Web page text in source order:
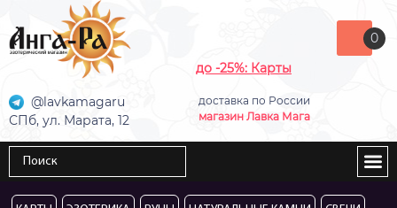
до -25%: Карты
доставка по России
магазин Лавка Мага
@lavkamagaru
СПб, ул. Марата, 12
0